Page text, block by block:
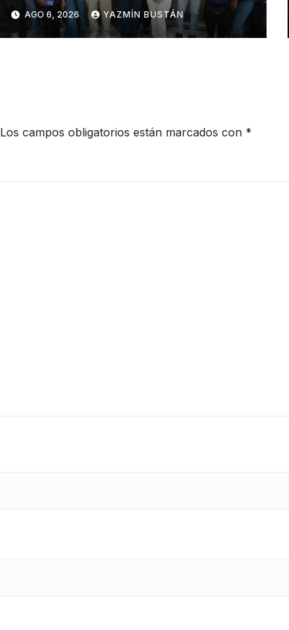
que cumplen educadoras
del servicio Creciendo con
Nuestros Hijos en beneficio
AGO 6, 2026 YAZMÍN BUSTÁN
Los campos obligatorios están marcados con *